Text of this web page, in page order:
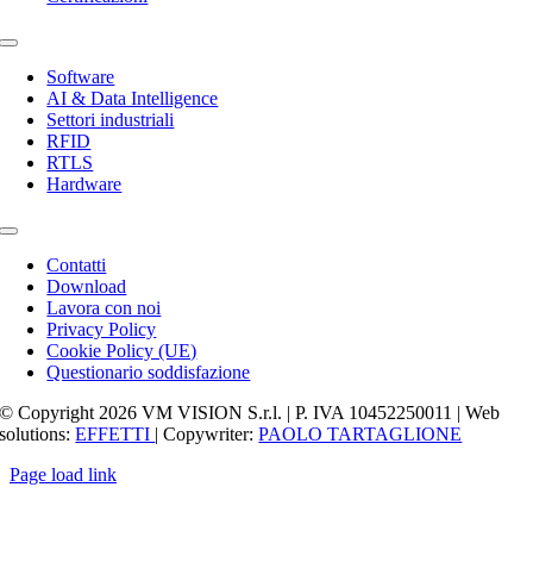
Toggle
NavigationSoftware
AI & Data Intelligence
Settori industriali
RFID
RTLS
Hardware
Toggle
Navigation
Contatti
Download
Lavora con noi
Privacy Policy
Cookie Policy (UE)
Questionario soddisfazione
© Copyright 2026 VM VISION S.r.l. | P. IVA 10452250011 | Web
solutions:EFFETTI | Copywriter:PAOLO TARTAGLIONE
Page load link